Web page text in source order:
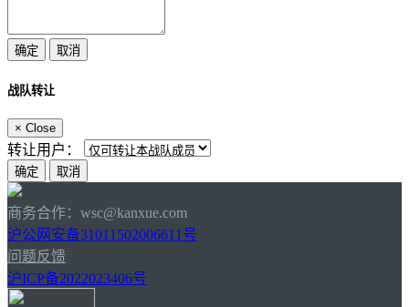
战队转让
× Close
转让用户：
商务合作：wsc@kanxue.com
沪公网安备31011502006611号
问题反馈
沪ICP备2022023406号